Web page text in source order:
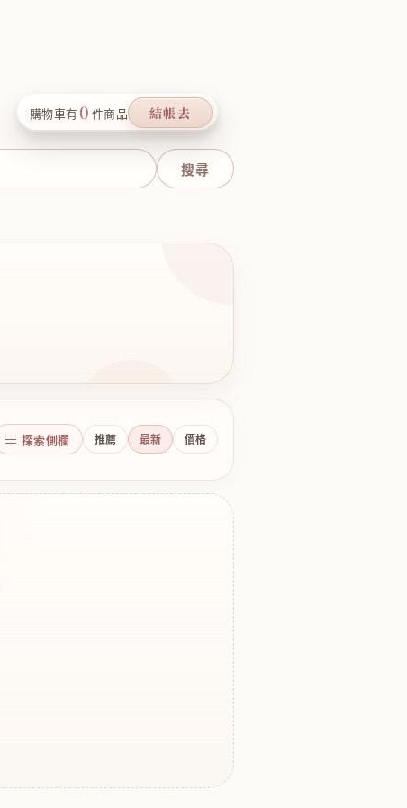
購物車有0 件商品 結帳去
探索側欄 推薦 最新 價格